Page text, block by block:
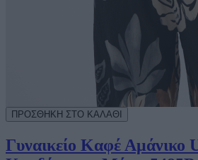
Γυναικείο Καφέ Αμάνικο